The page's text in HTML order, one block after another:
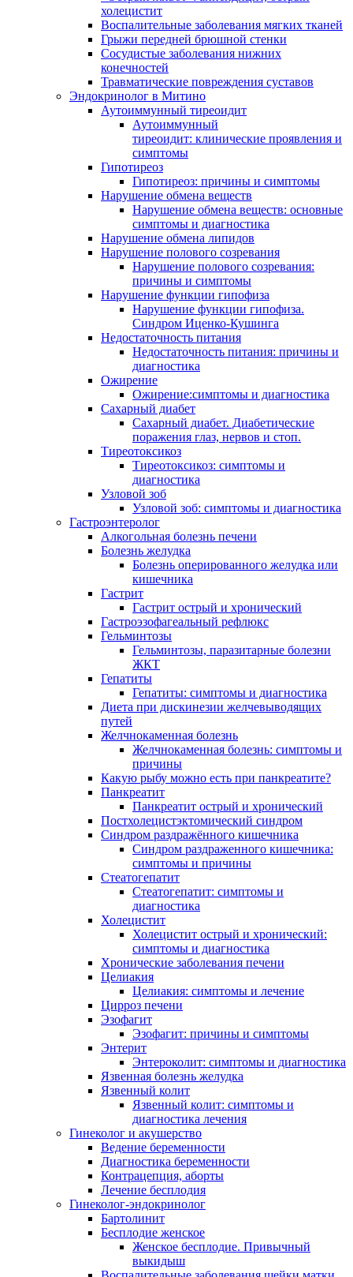
холецистит
Воспалительные заболевания мягких тканей
Грыжи передней брюшной стенки
Сосудистые заболевания нижних
конечностей
Травматические повреждения суставов
Эндокринолог в Митино
Аутоиммунный тиреоидит
Аутоиммунный
тиреоидит: клинические проявления и
симптомы
Гипотиреоз
Гипотиреоз: причины и симптомы
Нарушение обмена веществ
Нарушение обмена веществ: основные
симптомы и диагностика
Нарушение обмена липидов
Нарушение полового созревания
Нарушение полового созревания:
причины и симптомы
Нарушение функции гипофиза
Нарушение функции гипофиза.
Синдром Иценко-Кушинга
Недостаточность питания
Недостаточность питания: причины и
диагностика
Ожирение
Ожирение:симптомы и диагностика
Сахарный диабет
Сахарный диабет. Диабетические
поражения глаз, нервов и стоп.
Тиреотоксикоз
Тиреотоксикоз: симптомы и
диагностика
Узловой зоб
Узловой зоб: симптомы и диагностика
Гастроэнтеролог
Алкогольная болезнь печени
Болезнь желудка
Болезнь оперированного желудка или
кишечника
Гастрит
Гастрит острый и хронический
Гастроэзофагеальный рефлюкс
Гельминтозы
Гельминтозы, паразитарные болезни
ЖКТ
Гепатиты
Гепатиты: симптомы и диагностика
Диета при дискинезии желчевыводящих
путей
Желчнокаменная болезнь
Желчнокаменная болезнь: симптомы и
причины
Какую рыбу можно есть при панкреатите?
Панкреатит
Панкреатит острый и хронический
Постхолецистэктомический синдром
Синдром раздражённого кишечника
Синдром раздраженного кишечника:
симптомы и причины
Стеатогепатит
Стеатогепатит: симптомы и
диагностика
Холецистит
Холецистит острый и хронический:
симптомы и диагностика
Хронические заболевания печени
Целиакия
Целиакия: симптомы и лечение
Цирроз печени
Эзофагит
Эзофагит: причины и симптомы
Энтерит
Энтероколит: симптомы и диагностика
Язвенная болезнь желудка
Язвенный колит
Язвенный колит: симптомы и
диагностика лечения
Гинеколог и акушерство
Ведение беременности
Диагностика беременности
Контрацепция, аборты
Лечение бесплодия
Гинеколог-эндокринолог
Бартолинит
Бесплодие женское
Женское бесплодие. Привычный
выкидыш